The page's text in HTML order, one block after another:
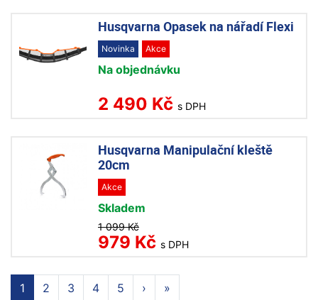
Husqvarna Opasek na nářadí Flexi
Novinka Akce
Na objednávku
2 490 Kč s DPH
Husqvarna Manipulační kleště
20cm
Akce
Skladem
1 099 Kč
979 Kč s DPH
1 2 3 4 5 › »